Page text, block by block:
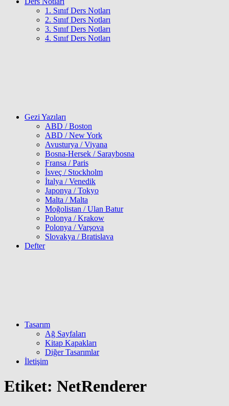
1. Sınıf Ders Notları
2. Sınıf Ders Notları
3. Sınıf Ders Notları
4. Sınıf Ders Notları
Gezi Yazıları
ABD / Boston
ABD / New York
Avusturya / Viyana
Bosna-Hersek / Saraybosna
Fransa / Paris
İsveç / Stockholm
İtalya / Venedik
Japonya / Tokyo
Malta / Malta
Moğolistan / Ulan Batur
Polonya / Krakow
Polonya / Varşova
Slovakya / Bratislava
Defter
Tasarım
Ağ Sayfaları
Kitap Kapakları
Diğer Tasarımlar
İletişim
Etiket: NetRenderer